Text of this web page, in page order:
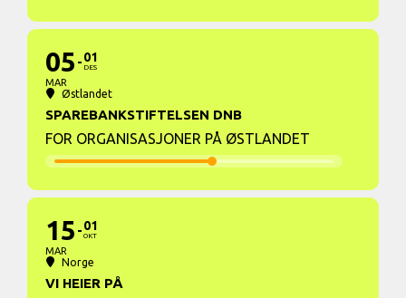
05
MAR
01
DES
Østlandet
SPAREBANKSTIFTELSEN DNB
FOR ORGANISASJONER PÅ ØSTLANDET
15
MAR
01
OKT
Norge
VI HEIER PÅ